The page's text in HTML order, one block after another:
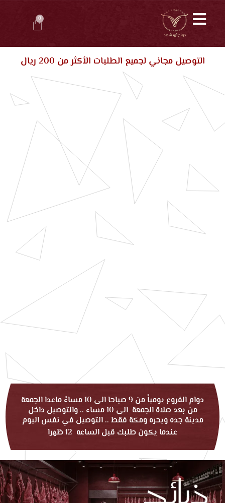
0
التوصيل مجاني لجميع الطلبات الأكثر من 200 ريال
دوام الفروع يومياً من 9 صباحا الى 10 مساءً ماعدا الجمعة
من بعد صلاة الجمعة الى 10 مساء .. والتوصيل داخل
مدينة جده وبحره ومكة فقط .. التوصيل في نفس اليوم
عندما يكون طلبك قبل الساعه 12 ظهرا